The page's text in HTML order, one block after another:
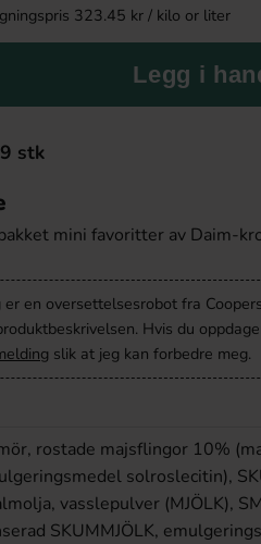
(1st)
Köp
323.45 kr / kilo or liter
Legg i
stk
mini favoritter av Daim-
er en oversettelsesrobot fra
Hvis du
slik at jeg kan forbedre meg.
rostade majsflingor 10%
solroslecitin),
vasslepulver (MJÖLK),
SKUMMJÖLK,